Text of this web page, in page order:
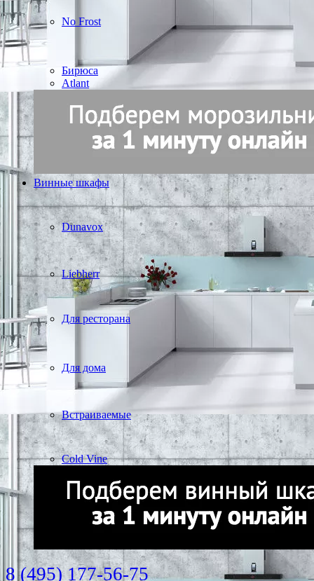
No Frost
Бирюса
Atlant
Винные шкафы
Dunavox
Liebherr
Для ресторана
Для дома
Встраиваемые
Cold Vine
8 (495) 177-56-75